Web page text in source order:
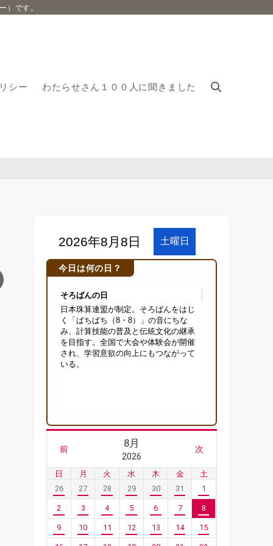
）です。
シー わたらせさん１００人に聞きました
今日は何の日？